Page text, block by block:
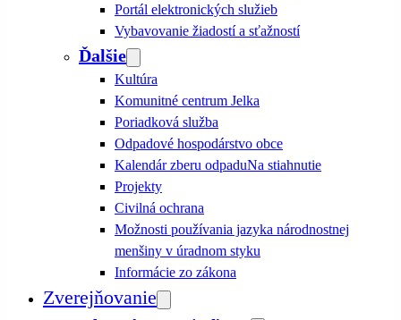
Portál elektronických služieb
Vybavovanie žiadostí a sťažností
Ďalšie
Kultúra
Komunitné centrum Jelka
Poriadková služba
Odpadové hospodárstvo obce
Kalendár zberu odpaduNa stiahnutie
Projekty
Civilná ochrana
Možnosti používania jazyka národnostnej
menšiny v úradnom styku
Informácie zo zákona
Zverejňovanie